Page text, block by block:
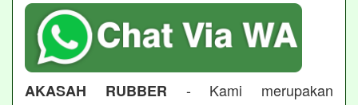
AKASAH RUBBER - Kami merupakan